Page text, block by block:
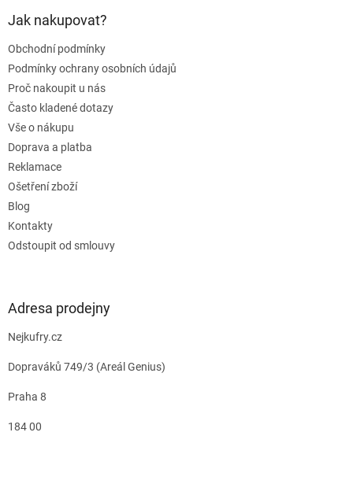
Jak nakupovat?
Obchodní podmínky
Podmínky ochrany osobních údajů
Proč nakoupit u nás
Často kladené dotazy
Vše o nákupu
Doprava a platba
Reklamace
Ošetření zboží
Blog
Kontakty
Odstoupit od smlouvy
Adresa prodejny
Nejkufry.cz
Dopraváků 749/3 (Areál Genius)
Praha 8
184 00